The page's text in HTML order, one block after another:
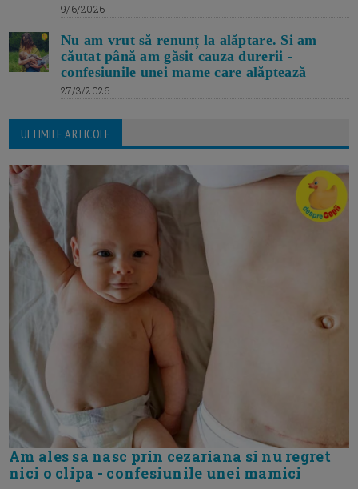
9/6/2026
Nu am vrut să renunț la alăptare. Si am
căutat până am găsit cauza durerii -
confesiunile unei mame care alăptează
27/3/2026
ULTIMILE ARTICOLE
Am ales sa nasc prin cezariana si nu regret
nici o clipa - confesiunile unei mamici